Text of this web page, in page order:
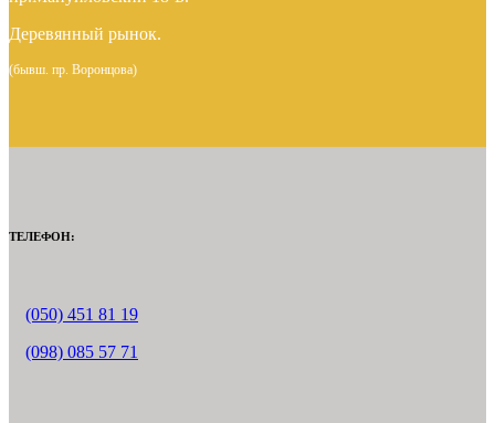
Деревянный рынок.
(бывш. пр. Воронцова)
ТЕЛЕФОН:
(050) 451 81 19
(098) 085 57 71